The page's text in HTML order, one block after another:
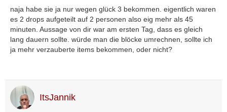
naja habe sie ja nur wegen glück 3 bekommen. eigentlich waren
es 2 drops aufgeteilt auf 2 personen also eig mehr als 45
minuten. Aussage von dir war am ersten Tag, dass es gleich
lang dauern sollte. würde man die blöcke umrechnen, sollte ich
ja mehr verzauberte items bekommen, oder nicht?
ItsJannik